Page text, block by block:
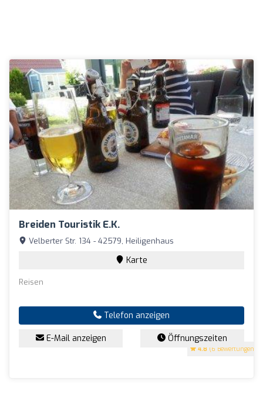
Breiden Touristik E.K.
4.8 (6 Bewertungen)
Velberter Str. 134 - 42579, Heiligenhaus
Karte
Reisen
Telefon anzeigen
E-Mail anzeigen Öffnungszeiten